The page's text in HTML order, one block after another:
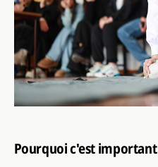
Pourquoi c'est important